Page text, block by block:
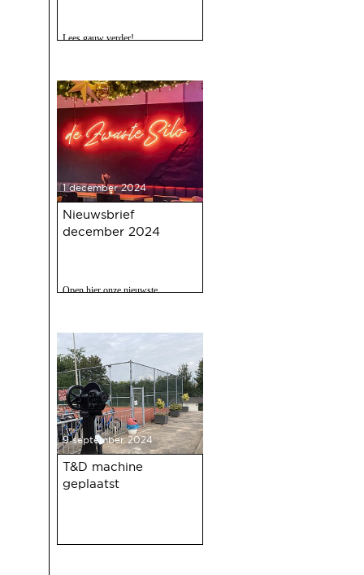
Lees gauw verder!
1 december 2024
Nieuwsbrief
december 2024
Open hier onze nieuwste
12 december a.s.
9 september 2024
T&D machine
geplaatst